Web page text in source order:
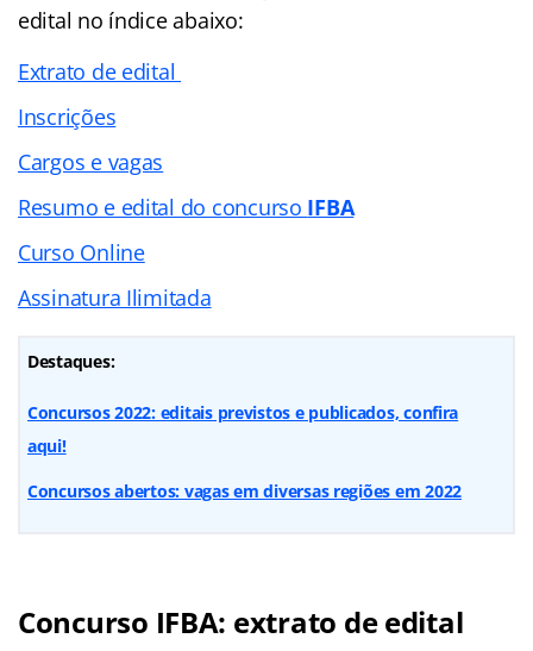
edital no índice abaixo:
Extrato de edital
Inscrições
Cargos e vagas
Resumo e edital do concurso IFBA
Curso Online
Assinatura Ilimitada
Destaques:
Concursos 2022: editais previstos e publicados, confira
aqui!
Concursos abertos: vagas em diversas regiões em 2022
Concurso IFBA: extrato de edital